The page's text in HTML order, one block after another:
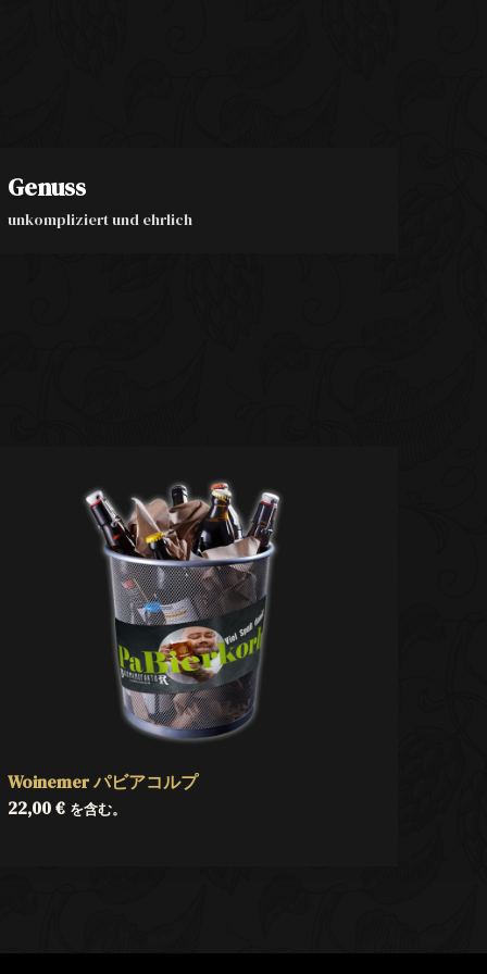
Genuss
unkompliziert und ehrlich
Woinemer パビアコルプ
22,00€ を含む。